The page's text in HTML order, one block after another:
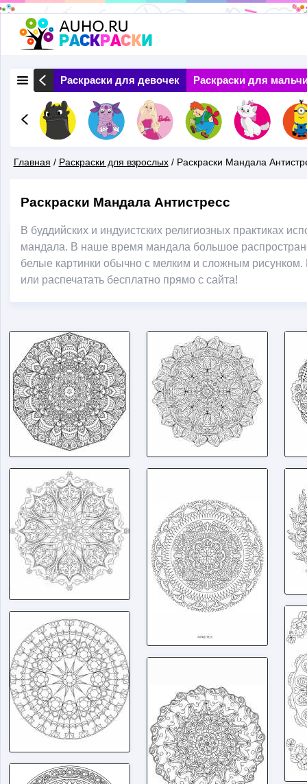
Перейти
к
основному
содержанию
Природа Раскраски для девочек Раскраски для
Здесь
Главная / Раскраски для взрослых / Раскраски Мандала
Раскраски Мандала Антистресс
В буддийских и индуистских религиозных практиках
мандала. В наше время мандала большое
белые картинки обычно с мелким и сложным рисунком.
или распечатать бесплатно прямо с сайта!